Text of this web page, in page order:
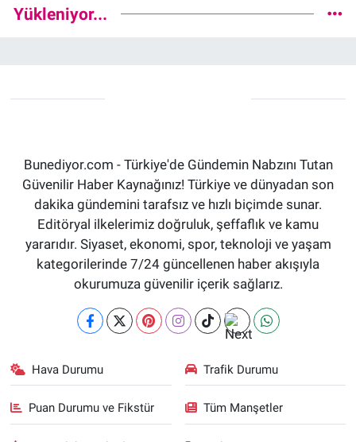
Yükleniyor...
Bunediyor.com - Türkiye'de Gündemin Nabzını Tutan
Güvenilir Haber Kaynağınız! Türkiye ve dünyadan son
dakika gündemini tarafsız ve hızlı biçimde sunar.
Editöryal ilkelerimiz doğruluk, şeffaflık ve kamu
yararıdır. Siyaset, ekonomi, spor, teknoloji ve yaşam
kategorilerinde 7/24 güncellenen haber akışıyla
okurumuza güvenilir içerik sağlarız.
Hava Durumu Trafik Durumu
Puan Durumu ve Fikstür Tüm Manşetler